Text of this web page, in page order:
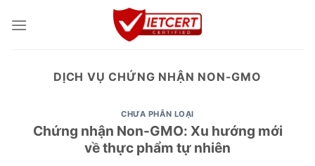
DỊCH VỤ CHỨNG NHẬN NON-GMO
CHƯA PHÂN LOẠI
Chứng nhận Non-GMO: Xu hướng mới
về thực phẩm tự nhiên